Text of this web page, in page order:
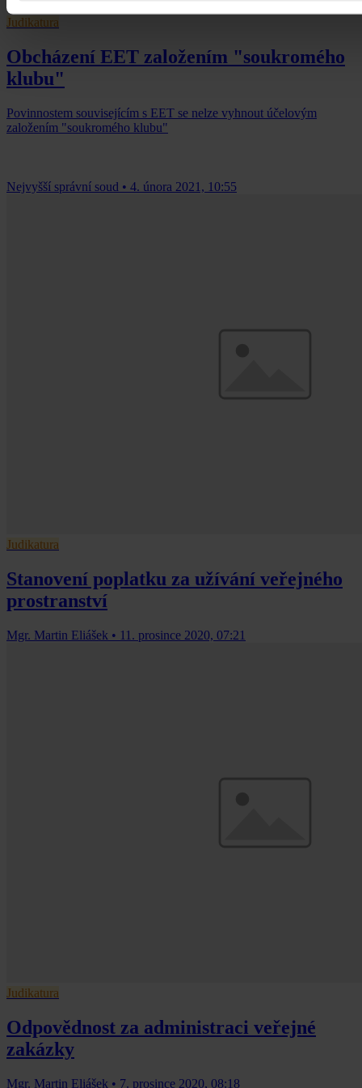
Judikatura
Obcházení EET založením "soukromého
klubu"
Povinnostem souvisejícím s EET se nelze vyhnout účelovým
založením "soukromého klubu"
Nejvyšší správní soud • 4. února 2021, 10:55
Judikatura
Stanovení poplatku za užívání veřejného
prostranství
Mgr. Martin Eliášek • 11. prosince 2020, 07:21
Judikatura
Odpovědnost za administraci veřejné
zakázky
Mgr. Martin Eliášek • 7. prosince 2020, 08:18